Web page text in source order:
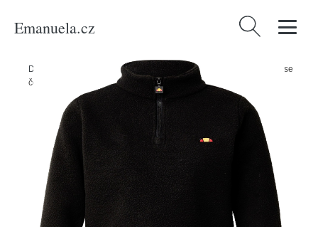
Emanuela.cz Vyhledávání
Domů /Oblečení Mikiny/Mikina 'Senatore' Ellesse
černá